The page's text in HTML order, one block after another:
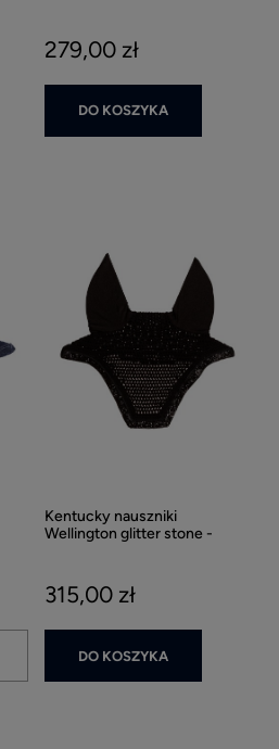
279,00 zł
DO KOSZYKA
Kentucky nauszniki
Wellington glitter stone -
315,00 zł
DO KOSZYKA